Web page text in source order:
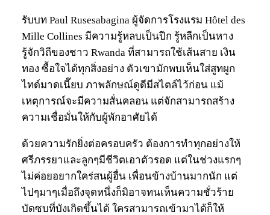
รับบท Paul Rusesabagina ผู้จัดการโรงแรม Hôtel des
Mille Collines มีความรู้หลบเป็นปีก รู้หลีกเป็นหาง
รู้จักวิถีของชาว Rwanda ที่สามารถใช้เส้นสาย เงิน
ทอง ซื้อใจได้ทุกสิ่งอย่าง ตัวเขามักพบเห็นใส่สูทผูก
ไทด์มาดเนี๊ยบ ภาพลักษณ์ดูดีมีสไตล์ไว้ก่อน แม้
เหตุการณ์จะมีความสั่นคลอน แต่จักสามารถสร้าง
ความเชื่อมั่นให้กับผู้พักอาศัยได้
ด้วยความรักยิ่งต่อครอบครัว ต้องการทำทุกอย่างให้
ศรีภรรยาและลูกๆมีชีวิตเอาตัวรอด แต่ในช่วงแรกๆ
ไม่ค่อยอยากใคร่สนผู้อื่น เพื่อนข้างบ้านมากนัก แต่
ไปๆมาๆเมื่อถึงจุดหนึ่งก็มิอาจทนเห็นความชั่วร้าย
บัดซบที่บังเกิดขึ้นได้ ใครสามารถเข้ามาได้ก็ให้